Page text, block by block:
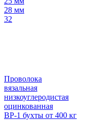
28 мм
32
Проволока
вязальная
низкоуглеродистая
оцинкованная
ВР-1 бухты от 400 кг